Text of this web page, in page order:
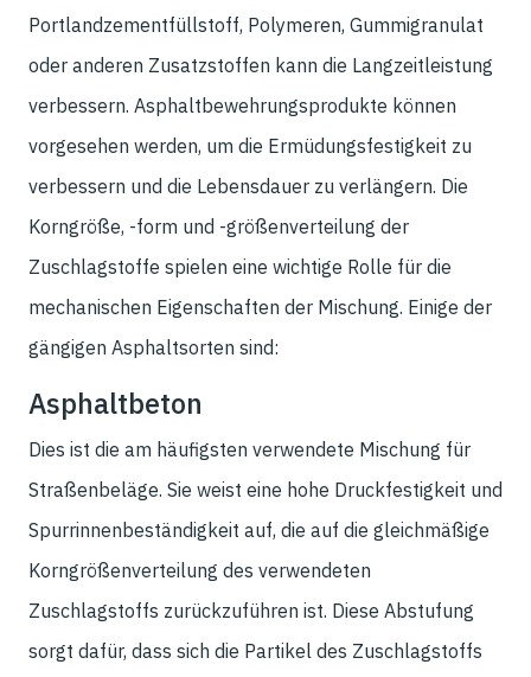
Portlandzementfüllstoff, Polymeren, Gummigranulat
oder anderen Zusatzstoffen kann die Langzeitleistung
verbessern. Asphaltbewehrungsprodukte können
vorgesehen werden, um die Ermüdungsfestigkeit zu
verbessern und die Lebensdauer zu verlängern. Die
Korngröße, -form und -größenverteilung der
Zuschlagstoffe spielen eine wichtige Rolle für die
mechanischen Eigenschaften der Mischung. Einige der
gängigen Asphaltsorten sind:
Asphaltbeton
Dies ist die am häufigsten verwendete Mischung für
Straßenbeläge. Sie weist eine hohe Druckfestigkeit und
Spurrinnenbeständigkeit auf, die auf die gleichmäßige
Korngrößenverteilung des verwendeten
Zuschlagstoffs zurückzuführen ist. Diese Abstufung
sorgt dafür, dass sich die Partikel des Zuschlagstoffs